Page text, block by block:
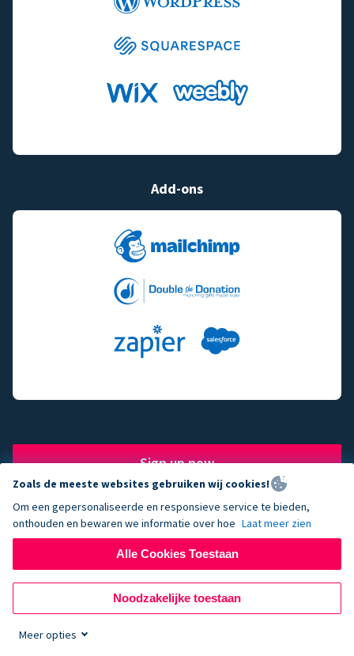
Add-ons
Sign up now
The fundraising engine of
choice for successful
Zoals de meeste websites gebruiken wij cookies!
Om een gepersonaliseerde en responsieve service te bieden,
onthouden en bewaren we informatie over hoe Laat meer zien
Alle Cookies Toestaan
Noodzakelijke toestaan
Meer opties